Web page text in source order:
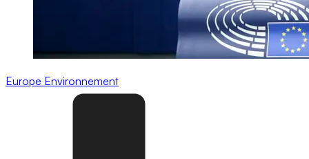
Europe Environnement